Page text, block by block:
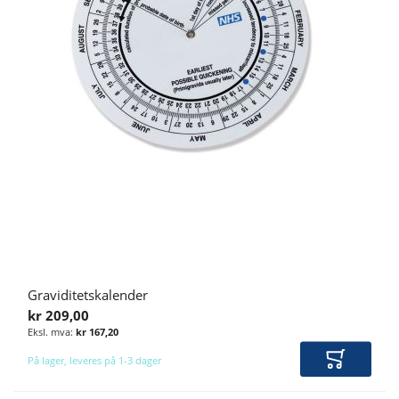
TILBEHØR ULTRALYD
TILBEHØR
Graviditetskalender
kr 209,00
kr 167,20
På lager, leveres på 1-3 dager Legg i